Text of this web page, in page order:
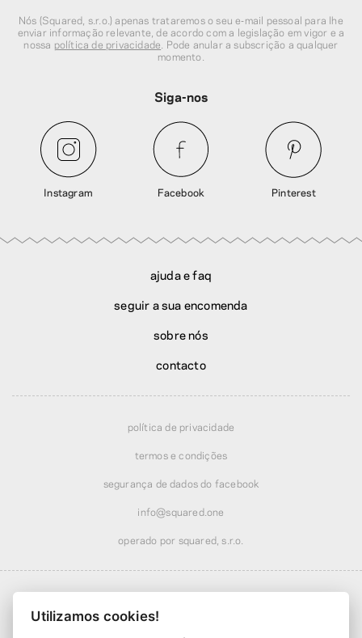
Nós (Squared, s.r.o.) apenas trataremos o seu e‑mail pessoal para lhe
enviar informação relevante, de acordo com a legislação em vigor e a
nossa política de privacidade . Pode anular a subscrição a qualquer
momento.
Siga-nos
Instagram Facebook Pinterest
ajuda e faq
seguir a sua encomenda
sobre nós
contacto
política de privacidade
termos e condições
segurança de dados do facebook
info@squared.one
operado por squared, s.r.o.
Utilizamos cookies!